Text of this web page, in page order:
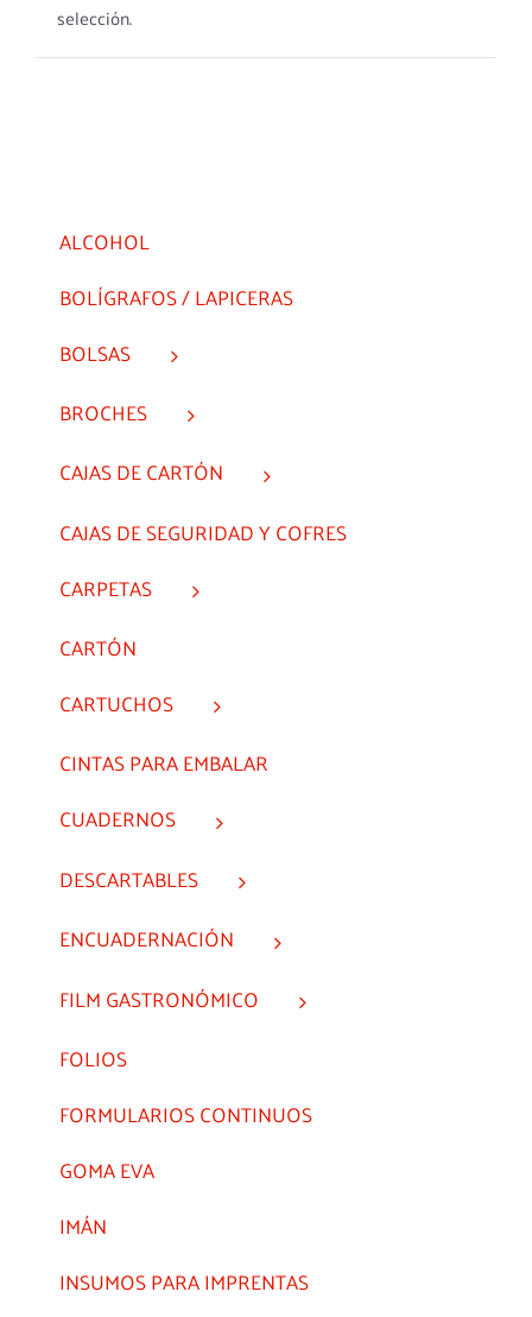
selección.
ALCOHOL
BOLÍGRAFOS / LAPICERAS
BOLSAS
BROCHES
CAJAS DE CARTÓN
CAJAS DE SEGURIDAD Y COFRES
CARPETAS
CARTÓN
CARTUCHOS
CINTAS PARA EMBALAR
CUADERNOS
DESCARTABLES
ENCUADERNACIÓN
FILM GASTRONÓMICO
FOLIOS
FORMULARIOS CONTINUOS
GOMA EVA
IMÁN
INSUMOS PARA IMPRENTAS